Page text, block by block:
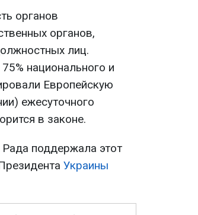
органов
органов,
лиц.
национального и
Европейскую
ежесуточного
в законе.
поддержала этот
Украины